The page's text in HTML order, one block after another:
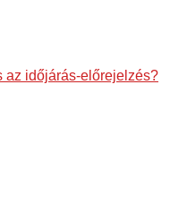
az időjárás-előrejelzés?